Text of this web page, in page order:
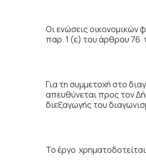
Οι ενώσειςοικονομικών
παρ. 1 (ε) του άρθρου 76
Για τη συμμετοχή στο
απευθύνεται προς τον
διεξαγωγής του
Το έργο